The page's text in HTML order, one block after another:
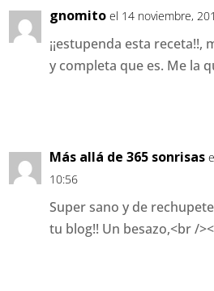
gnomito el 14 noviembre,
¡¡estupenda esta receta!!,
y completa que es. Me la
Más allá de 365 sonrisas
10:56
Super sano y de
tu blog!! Un besazo,<br /